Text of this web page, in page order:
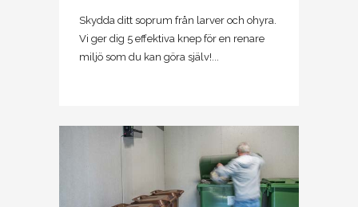
Skydda ditt soprum från larver och ohyra.
Vi ger dig 5 effektiva knep för en renare
miljö som du kan göra själv!...